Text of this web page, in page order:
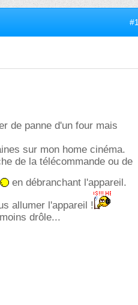
#1
de panne d'un four mais
sur mon home cinéma.
de la télécommande ou de
en débranchant l'appareil.
allumer l'appareil !
drôle...